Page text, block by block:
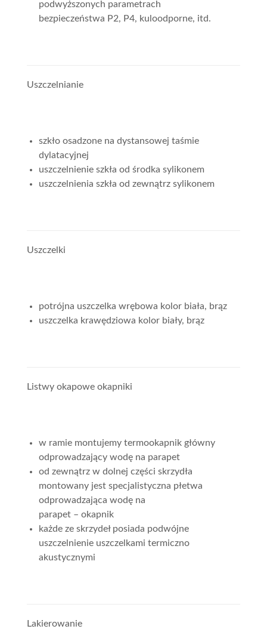
podwyższonych parametrach
bezpieczeństwa P2, P4, kuloodporne, itd.
Uszczelnianie
szkło osadzone na dystansowej taśmie
dylatacyjnej
uszczelnienie szkła od środka sylikonem
uszczelnienia szkła od zewnątrz sylikonem
Uszczelki
potrójna uszczelka wrębowa kolor biała, brąz
uszczelka krawędziowa kolor biały, brąz
Listwy okapowe okapniki
w ramie montujemy termookapnik główny
odprowadzający wodę na parapet
od zewnątrz w dolnej części skrzydła
montowany jest specjalistyczna płetwa
odprowadzająca wodę na
parapet – okapnik
każde ze skrzydeł posiada podwójne
uszczelnienie uszczelkami termiczno
akustycznymi
Lakierowanie